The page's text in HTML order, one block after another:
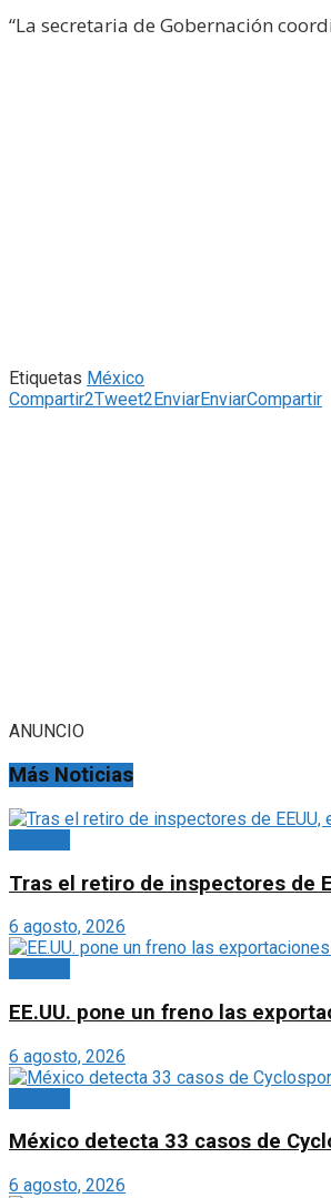
“La secretaria de Gobernación
Etiquetas México
Compartir2Tweet2 EnviarEnviarCompartir
ANUNCIO
Más Noticias
Tras el retiro de inspectores de
6 agosto, 2026
EE.UU. pone un freno las
6 agosto, 2026
México detecta 33 casos de
6 agosto, 2026